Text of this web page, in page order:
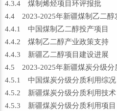
4.3.4 煤制烯烃项目环评报批
4.4 2023-2025年新疆煤制乙二醇
4.4.1 中国煤制乙二醇投产项目
4.4.2 煤制乙二醇产业政策支持
4.4.3 新疆乙二醇项目建设进展
4.5 2023-2025年新疆煤炭分级分
4.5.1 中国煤炭分级分质利用综况
4.5.2 新疆煤炭分级分质利用技术
4.5.3 新疆煤炭分级分质利用项目